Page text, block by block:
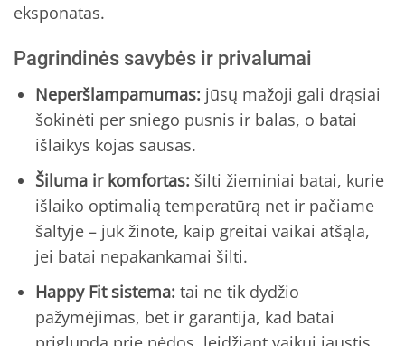
eksponatas.
Pagrindinės savybės ir privalumai
Neperšlampamumas: jūsų mažoji gali drąsiai
šokinėti per sniego pusnis ir balas, o batai
išlaikys kojas sausas.
Šiluma ir komfortas: šilti žieminiai batai, kurie
išlaiko optimalią temperatūrą net ir pačiame
šaltyje – juk žinote, kaip greitai vaikai atšąla,
jei batai nepakankamai šilti.
Happy Fit sistema: tai ne tik dydžio
pažymėjimas, bet ir garantija, kad batai